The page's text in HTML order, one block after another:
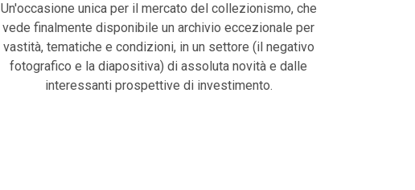
Un'occasione unica per il mercato del collezionismo, che
vede finalmente disponibile un archivio eccezionale per
vastità, tematiche e condizioni, in un settore (il negativo
fotografico e la diapositiva) di assoluta novità e dalle
interessanti prospettive di investimento.